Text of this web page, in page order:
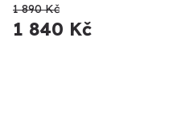
1 890 Kč
1 840 Kč